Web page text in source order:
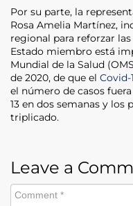
Por su parte, la
Rosa Amelia Martínez,
regional para reforzar
Estado miembro está
Mundial de la Salud
de 2020, de que el Covid-
el número de casos
13 en dos semanas y los
triplicado.
Leave a